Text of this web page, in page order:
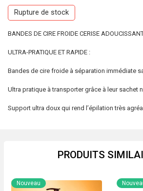
Rupture de stock
BANDES DE CIRE FROIDE CERISE
ULTRA-PRATIQUE ET RAPIDE :
Bandes de cire froide à séparation immédiate
Ultra pratique à transporter grâce à leur sachet
Support ultra doux qui rend l’épilation très
PRODUITS
Nouveau